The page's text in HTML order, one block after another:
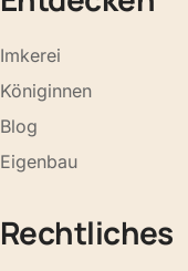
Imkerei
Königinnen
Blog
Eigenbau
Rechtliches